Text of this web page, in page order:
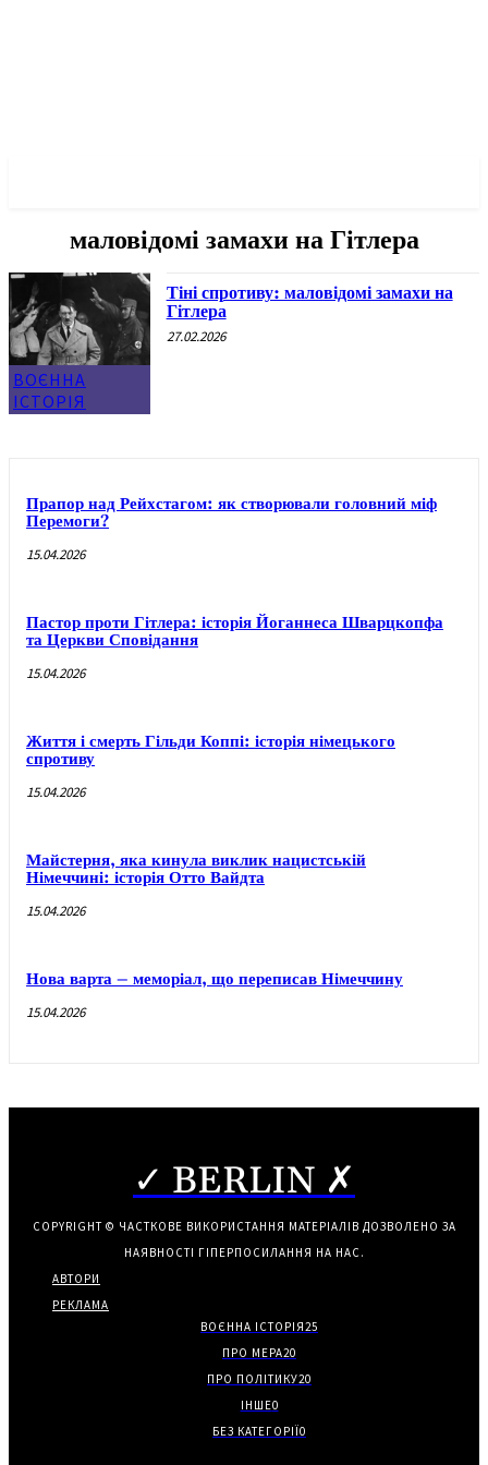
маловідомі замахи на Гітлера
ВОЄННА
ІСТОРІЯ
Тіні спротиву: маловідомі замахи на
Гітлера
27.02.2026
Прапор над Рейхстагом: як створювали головний міф
Перемоги?
15.04.2026
Пастор проти Гітлера: історія Йоганнеса Шварцкопфа
та Церкви Сповідання
15.04.2026
Життя і смерть Гільди Коппі: історія німецького
спротиву
15.04.2026
Майстерня, яка кинула виклик нацистській
Німеччині: історія Отто Вайдта
15.04.2026
Нова варта – меморіал, що переписав Німеччину
15.04.2026
✓ BERLIN ✗
COPYRIGHT © ЧАСТКОВЕ ВИКОРИСТАННЯ МАТЕРІАЛІВ ДОЗВОЛЕНО ЗА
НАЯВНОСТІ ГІПЕРПОСИЛАННЯ НА НАС.
АВТОРИ
РЕКЛАМА
ВОЄННА ІСТОРІЯ25
ПРО МЕРА20
ПРО ПОЛІТИКУ20
ІНШЕ0
БЕЗ КАТЕГОРІЇ0